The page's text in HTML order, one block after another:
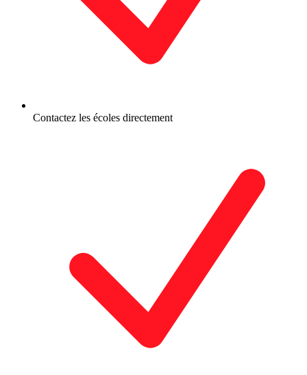
Contactez les écoles directement